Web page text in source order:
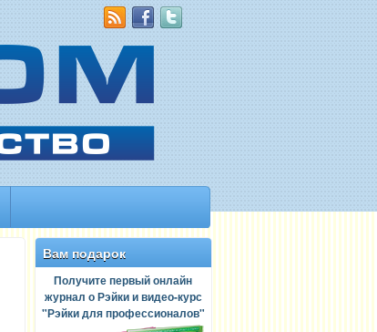
Вам подарок
Получите первый онлайн
журнал о Рэйки и видео-курс
"Рэйки для профессионалов"